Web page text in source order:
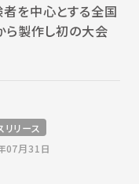
を中心とする全国
ら製作し初の大会
リリース
07月31日